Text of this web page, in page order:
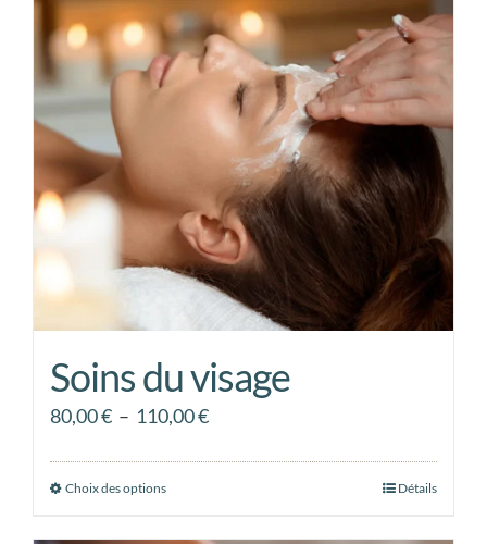
Les
options
peuvent
choisies
page
du
produit
Soins du visage
80,00€ – 110,00€Plage
Choix des optionsCe
Détails